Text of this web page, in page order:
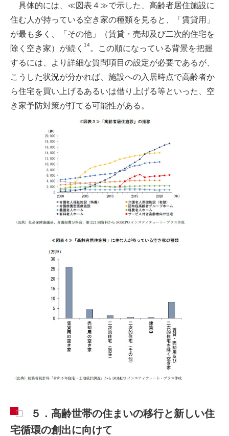
具体的には、≪図表４≫で示した、高齢者居住施設に
住む人が持っている空き家の種類を見ると、「賃貸用」
が最も多く、「その他」（賃貸・売却及び二次的住宅を
除く空き家）が続く
14。この順になっている背景を把握
するには、より詳細な質問項目の設定が必要であるが、
こうした状況が分かれば、施設への入居時点で高齢者か
ら住宅を買い上げるあるいは借り上げる等といった、空
き家予防対策が打てる可能性がある。
５．高齢世帯の住まいの移行と新しい住
宅循環の創出に向けて